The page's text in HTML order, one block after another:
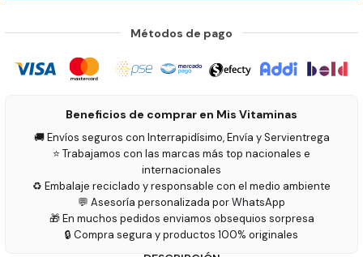
Métodos de pago
Beneficios de comprar en Mis Vitaminas
🚚 Envíos seguros con Interrapidísimo, Envía y Servientrega
⭐ Trabajamos con las marcas más top nacionales e
internacionales
♻️ Embalaje reciclado y responsable con el medio ambiente
💬 Asesoría personalizada por WhatsApp
🎁 En muchos pedidos enviamos obsequios sorpresa
🔒 Compra segura y productos 100% originales